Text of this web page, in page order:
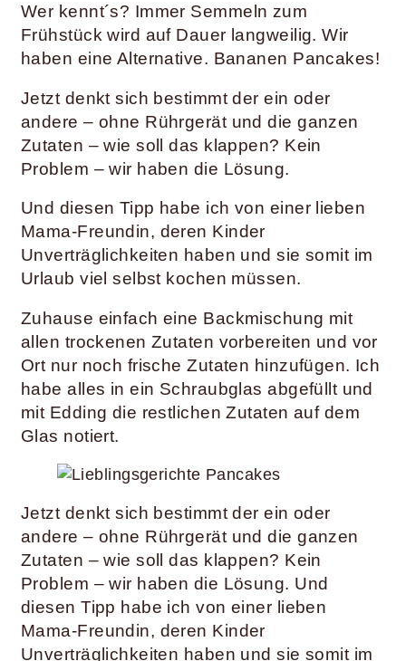
Wer kennt´s? Immer Semmeln zum
Frühstück wird auf Dauer langweilig. Wir
haben eine Alternative. Bananen Pancakes!
Jetzt denkt sich bestimmt der ein oder
andere – ohne Rührgerät und die ganzen
Zutaten – wie soll das klappen? Kein
Problem – wir haben die Lösung.
Und diesen Tipp habe ich von einer lieben
Mama-Freundin, deren Kinder
Unverträglichkeiten haben und sie somit im
Urlaub viel selbst kochen müssen.
Zuhause einfach eine Backmischung mit
allen trockenen Zutaten vorbereiten und vor
Ort nur noch frische Zutaten hinzufügen. Ich
habe alles in ein Schraubglas abgefüllt und
mit Edding die restlichen Zutaten auf dem
Glas notiert.
Jetzt denkt sich bestimmt der ein oder
andere – ohne Rührgerät und die ganzen
Zutaten – wie soll das klappen? Kein
Problem – wir haben die Lösung. Und
diesen Tipp habe ich von einer lieben
Mama-Freundin, deren Kinder
Unverträglichkeiten haben und sie somit im